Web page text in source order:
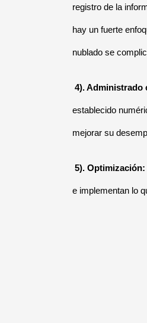
registro de la
hay un fuerte
nublado se
4). Administrado
establecido
mejorar su
5). Optimización:
e implementan lo